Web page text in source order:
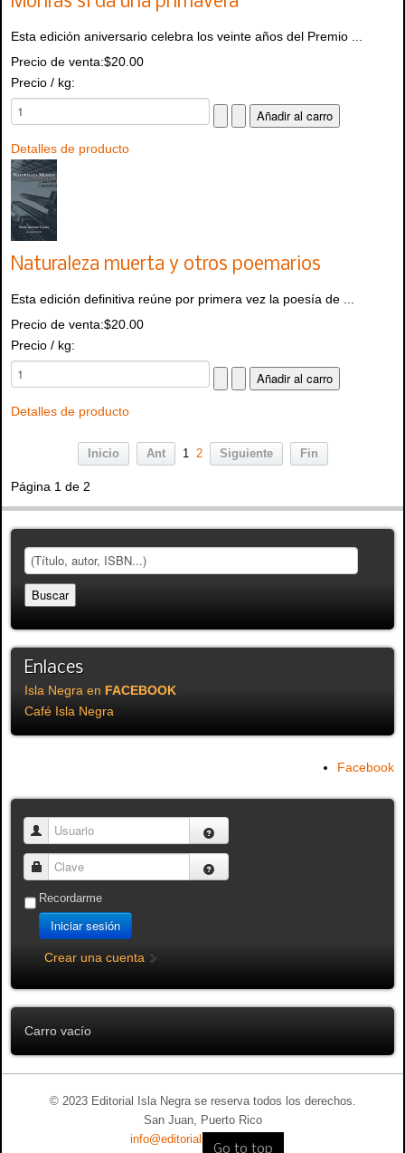
Esta edición aniversario celebra los veinte años del Premio ...
Precio de venta:$20.00
Precio / kg:
Detalles de producto
Naturaleza muerta y otros poemarios
Esta edición definitiva reúne por primera vez la poesía de ...
Precio de venta:$20.00
Precio / kg:
Detalles de producto
Inicio Ant 1 2 Siguiente Fin
Página 1 de 2
Enlaces
Isla Negra en FACEBOOK
Café Isla Negra
Facebook
Usuario
Clave
Recordarme
Iniciar sesión
Crear una cuenta
Carro vacío
© 2023 Editorial Isla Negra se reserva todos los derechos.
San Juan, Puerto Rico
info@editorialislanegra.com
Go to top